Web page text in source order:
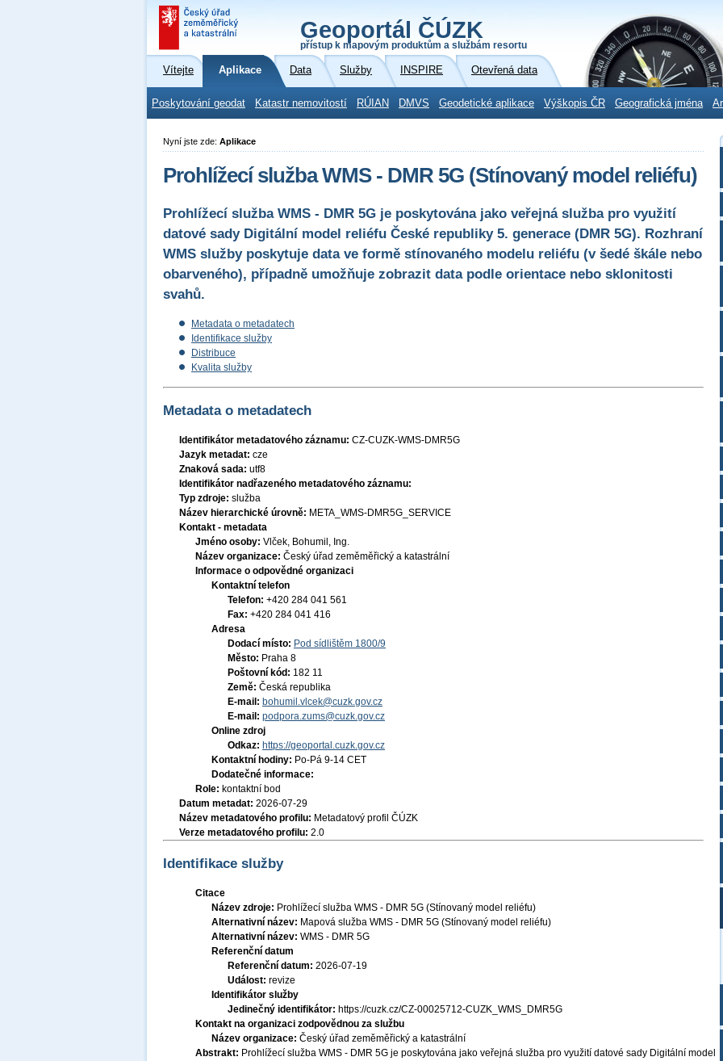
Geoportál ČÚZK
přístup k mapovým produktům a službám resortu
Vítejte Aplikace Data Služby INSPIRE Otevřená data
Poskytování geodat Katastr nemovitostí RÚIAN DMVS Geodetické aplikace Výškopis ČR Geografická jména
Nyní jste zde: Aplikace
Prohlížecí služba WMS - DMR 5G (Stínovaný model reliéfu)
Prohlížecí služba WMS - DMR 5G je poskytována jako veřejná služba pro využití
datové sady Digitální model reliéfu České republiky 5. generace (DMR 5G). Rozhraní
WMS služby poskytuje data ve formě stínovaného modelu reliéfu (v šedé škále nebo
obarveného), případně umožňuje zobrazit data podle orientace nebo sklonitosti
svahů.
Metadata o metadatech
Identifikace služby
Distribuce
Kvalita služby
Metadata o metadatech
Identifikátor metadatového záznamu: CZ-CUZK-WMS-DMR5G
Jazyk metadat: cze
Znaková sada: utf8
Identifikátor nadřazeného metadatového záznamu:
Typ zdroje: služba
Název hierarchické úrovně: META_WMS-DMR5G_SERVICE
Kontakt - metadata
Jméno osoby: Vlček, Bohumil, Ing.
Název organizace: Český úřad zeměměřický a katastrální
Informace o odpovědné organizaci
Kontaktní telefon
Telefon: +420 284 041 561
Fax: +420 284 041 416
Adresa
Dodací místo: Pod sídlištěm 1800/9
Město: Praha 8
Poštovní kód: 182 11
Země: Česká republika
E-mail: bohumil.vlcek@cuzk.gov.cz
E-mail: podpora.zums@cuzk.gov.cz
Online zdroj
Odkaz: https://geoportal.cuzk.gov.cz
Kontaktní hodiny: Po-Pá 9-14 CET
Dodatečné informace:
Role: kontaktní bod
Datum metadat: 2026-07-29
Název metadatového profilu: Metadatový profil ČÚZK
Verze metadatového profilu: 2.0
Identifikace služby
Citace
Název zdroje: Prohlížecí služba WMS - DMR 5G (Stínovaný model reliéfu)
Alternativní název: Mapová služba WMS - DMR 5G (Stínovaný model reliéfu)
Alternativní název: WMS - DMR 5G
Referenční datum
Referenční datum: 2026-07-19
Událost: revize
Identifikátor služby
Jedinečný identifikátor: https://cuzk.cz/CZ-00025712-CUZK_WMS_DMR5G
Kontakt na organizaci zodpovědnou za službu
Název organizace: Český úřad zeměměřický a katastrální
Abstrakt: Prohlížecí služba WMS - DMR 5G je poskytována jako veřejná služba pro využití datové sady Digitální model